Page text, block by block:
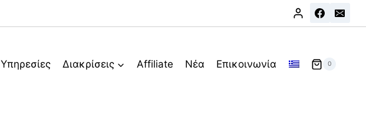
Υπηρεσίες Διακρίσεις Affiliate Νέα Επικοινωνία 0